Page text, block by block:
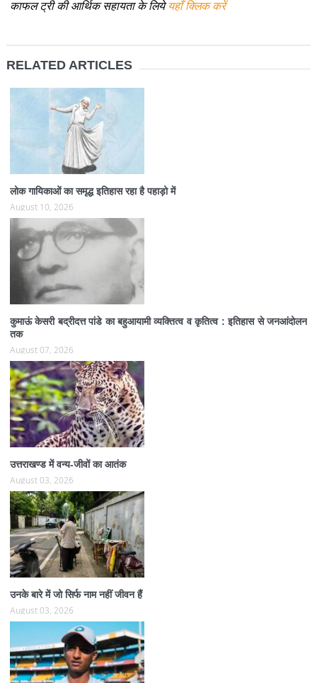
काफल ट्री की आर्थिक सहायता के लियेयहाँ क्लिक करें
RELATED ARTICLES
लोक गायिकाओं का समृद्ध इतिहास रहा है पहाड़ो में
August 10, 2026
कुमाऊं केसरी बद्रीदत्त पांडे का बहुआयामी व्यक्तित्व व कृतित्व : इतिहास से जनआंदोलन
तक
August 07, 2026
उत्तराखण्ड में वन्य-जीवों का आतंक
August 03, 2026
उनके बारे में जो सिर्फ नाम नहीं जीवन हैं
August 03, 2026